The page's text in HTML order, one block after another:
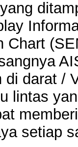
Chart
di darat /
lintas
setiap